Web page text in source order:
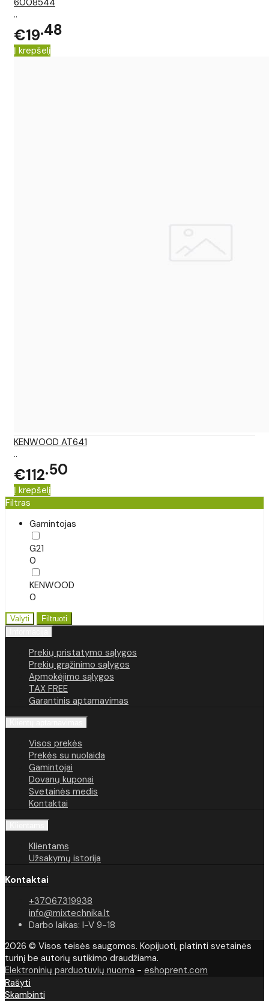
6008544
..
€19 48
Į krepšelį
KENWOOD AT641
..
€112 50
Į krepšelį
Filtras
Gamintojas
G21
0
KENWOOD
0
Valyti
Filtruoti
Prekių pristatymo sąlygos
Prekių grąžinimo sąlygos
Apmokėjimo sąlygos
TAX FREE
Garantinis aptarnavimas
Visos prekės
Prekės su nuolaida
Gamintojai
Dovanų kuponai
Svetainės medis
Kontaktai
Klientams
Užsakymų istorija
Kontaktai
+37067319938
info@mixtechnika.lt
Darbo laikas: I-V 9-18
2026 © Visos teisės saugomos. Kopijuoti, platinti svetainės
turinį be autorių sutikimo draudžiama.
Elektroninių parduotuvių nuoma - eshoprent.com
Rašyti
Skambinti